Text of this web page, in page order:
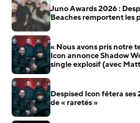
Juno Awards 2026 :
Beaches remportent les
« Nous avons pris notre
Icon annonce Shadow
single explosif (avec
Despised Icon fêtera ses
de « raretés »